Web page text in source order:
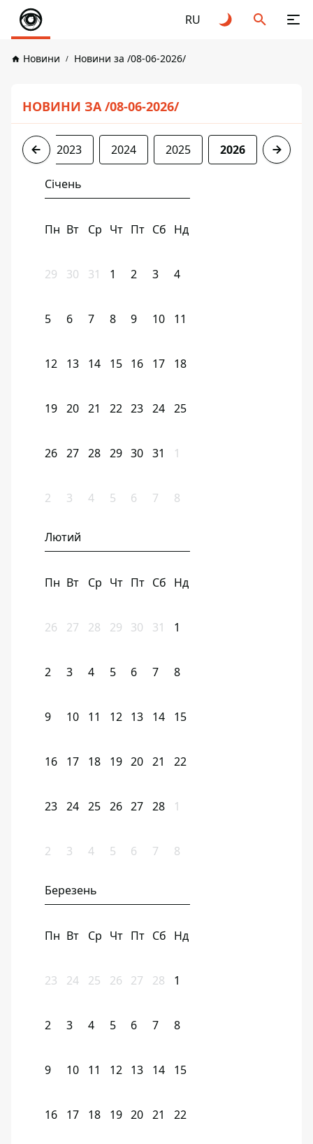
RU
Новини Новини за /08-06-2026/
НОВИНИ ЗА /08-06-2026/
2022 2023 2024 2025 2026
Січень
Пн Вт Ср Чт Пт Сб Нд
29 30 31 1 2 3 4
5 6 7 8 9 10 11
12 13 14 15 16 17 18
19 20 21 22 23 24 25
26 27 28 29 30 31 1
2 3 4 5 6 7 8
Лютий
Пн Вт Ср Чт Пт Сб Нд
26 27 28 29 30 31 1
2 3 4 5 6 7 8
9 10 11 12 13 14 15
16 17 18 19 20 21 22
23 24 25 26 27 28 1
2 3 4 5 6 7 8
Березень
Пн Вт Ср Чт Пт Сб Нд
23 24 25 26 27 28 1
2 3 4 5 6 7 8
9 10 11 12 13 14 15
16 17 18 19 20 21 22